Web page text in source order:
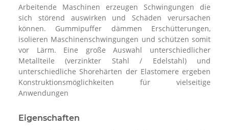
Arbeitende Maschinen erzeugen Schwingungen die
sich störend auswirken und Schäden verursachen
können. Gummipuffer dämmen Erschütterungen,
isolieren Maschinenschwingungen und schützen somit
vor Lärm. Eine große Auswahl unterschiedlicher
Metallteile (verzinkter Stahl / Edelstahl) und
unterschiedliche Shorehärten der Elastomere ergeben
Konstruktionsmöglichkeiten für vielseitige
Anwendungen
Eigenschaften